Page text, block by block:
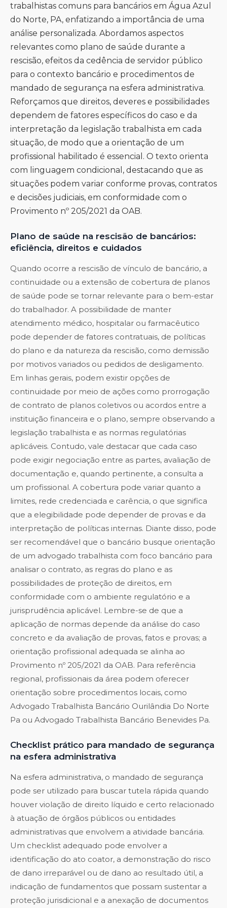
trabalhistas comuns para bancários em Água Azul
do Norte, PA, enfatizando a importância de uma
análise personalizada. Abordamos aspectos
relevantes como plano de saúde durante a
rescisão, efeitos da cedência de servidor público
para o contexto bancário e procedimentos de
mandado de segurança na esfera administrativa.
Reforçamos que direitos, deveres e possibilidades
dependem de fatores específicos do caso e da
interpretação da legislação trabalhista em cada
situação, de modo que a orientação de um
profissional habilitado é essencial. O texto orienta
com linguagem condicional, destacando que as
situações podem variar conforme provas, contratos
e decisões judiciais, em conformidade com o
Provimento nº 205/2021 da OAB.
Plano de saúde na rescisão de bancários:
eficiência, direitos e cuidados
Quando ocorre a rescisão de vínculo de bancário, a
continuidade ou a extensão de cobertura de planos
de saúde pode se tornar relevante para o bem-estar
do trabalhador. A possibilidade de manter
atendimento médico, hospitalar ou farmacêutico
pode depender de fatores contratuais, de políticas
do plano e da natureza da rescisão, como demissão
por motivos variados ou pedidos de desligamento.
Em linhas gerais, podem existir opções de
continuidade por meio de ações como prorrogação
de contrato de planos coletivos ou acordos entre a
instituição financeira e o plano, sempre observando a
legislação trabalhista e as normas regulatórias
aplicáveis. Contudo, vale destacar que cada caso
pode exigir negociação entre as partes, avaliação de
documentação e, quando pertinente, a consulta a
um profissional. A cobertura pode variar quanto a
limites, rede credenciada e carência, o que significa
que a elegibilidade pode depender de provas e da
interpretação de políticas internas. Diante disso, pode
ser recomendável que o bancário busque orientação
de um advogado trabalhista com foco bancário para
analisar o contrato, as regras do plano e as
possibilidades de proteção de direitos, em
conformidade com o ambiente regulatório e a
jurisprudência aplicável. Lembre-se de que a
aplicação de normas depende da análise do caso
concreto e da avaliação de provas, fatos e provas; a
orientação profissional adequada se alinha ao
Provimento nº 205/2021 da OAB. Para referência
regional, profissionais da área podem oferecer
orientação sobre procedimentos locais, como
Advogado Trabalhista Bancário Ourilândia Do Norte
Pa ou Advogado Trabalhista Bancário Benevides Pa.
Checklist prático para mandado de segurança
na esfera administrativa
Na esfera administrativa, o mandado de segurança
pode ser utilizado para buscar tutela rápida quando
houver violação de direito líquido e certo relacionado
à atuação de órgãos públicos ou entidades
administrativas que envolvem a atividade bancária.
Um checklist adequado pode envolver a
identificação do ato coator, a demonstração do risco
de dano irreparável ou de dano ao resultado útil, a
indicação de fundamentos que possam sustentar a
proteção jurisdicional e a anexação de documentos